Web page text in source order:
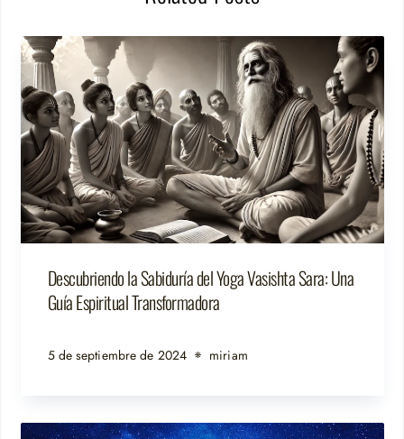
Descubriendo la Sabiduría del Yoga Vasishta Sara: Una
Guía Espiritual Transformadora
5 de septiembre de 2024 miriam